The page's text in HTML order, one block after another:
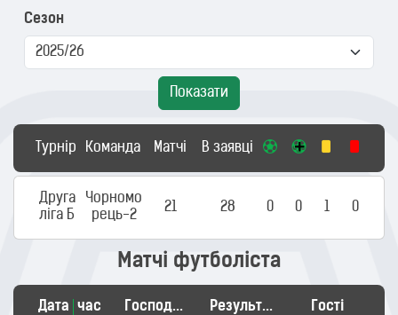
Сезон
Показати
Турнір Команда Матчі В заявці
Друга
ліга Б
Чорномо
рець-2
21 28 0 0 1 0
Матчі футболіста
Дата час Господарі Результат Гості